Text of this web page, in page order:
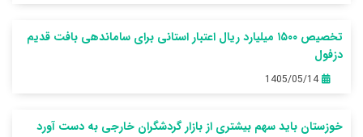
تخصیص ۱۵۰۰ میلیارد ریال اعتبار استانی برای ساماندهی بافت قدیم
دزفول
1405/05/14
خوزستان باید سهم بیشتری از بازار گردشگران خارجی به دست آورد